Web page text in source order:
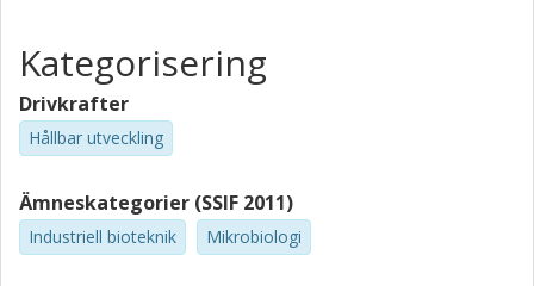
Kategorisering
Drivkrafter
Hållbar utveckling
Ämneskategorier (SSIF 2011)
Industriell bioteknik Mikrobiologi